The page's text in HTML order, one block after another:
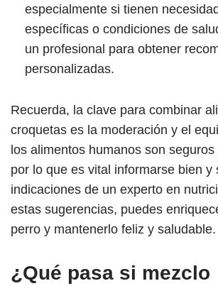
especialmente si tienen
específicas o condiciones de
un profesional para obtener
personalizadas.
Recuerda, la clave para combinar
croquetas es la moderación y el
los alimentos humanos son
por lo que es vital informarse bien y
indicaciones de un experto en
estas sugerencias, puedes
perro y mantenerlo feliz y saludable.
¿Qué pasa si mezclo